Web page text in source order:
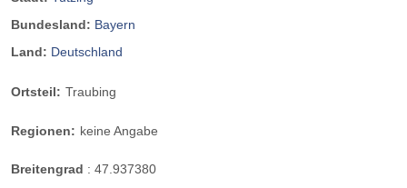
Bundesland: Bayern
Land: Deutschland
Ortsteil: Traubing
Regionen: keine Angabe
Breitengrad : 47.937380